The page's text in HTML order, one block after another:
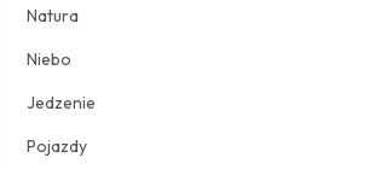
Natura
Niebo
Jedzenie
Pojazdy